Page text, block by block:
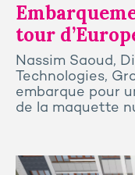
tour
Nassim Saoud,
Technologies,
embarque pour
de la maquette